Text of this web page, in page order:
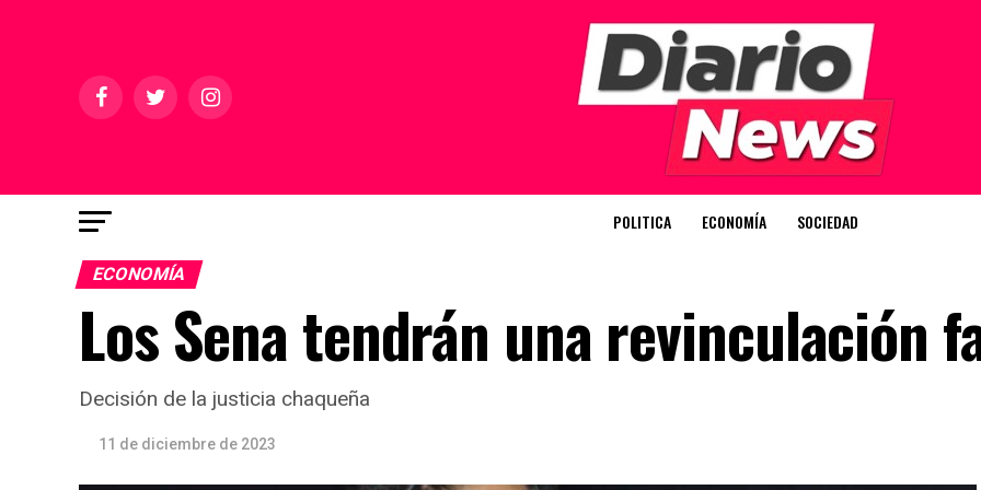
POLITICA ECONOMÍA SOCIEDAD
ECONOMÍA
Los Sena tendrán una revinculación
Decisión de la justicia chaqueña
11 de diciembre de 2023